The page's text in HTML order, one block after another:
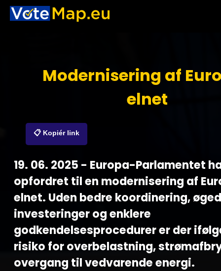
Modernisering af
elnet
📋 Kopiér link
19. 06. 2025 - Europa-Parlamentet
opfordret til en modernisering af
elnet. Uden bedre koordinering,
investeringer og enklere
godkendelsesprocedurer er der
risiko for overbelastning,
overgang til vedvarende energi.